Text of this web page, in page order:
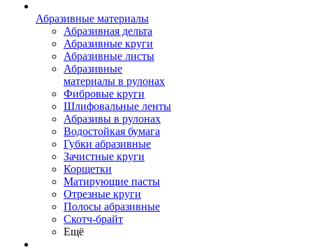
Абразивные материалы
Абразивная дельта
Абразивные круги
Абразивные листы
Абразивные
материалы в рулонах
Фибровые круги
Шлифовальные ленты
Абразивы в рулонах
Водостойкая бумага
Губки абразивные
Зачистные круги
Корщетки
Матирующие пасты
Отрезные круги
Полосы абразивные
Скотч-брайт
Ещё